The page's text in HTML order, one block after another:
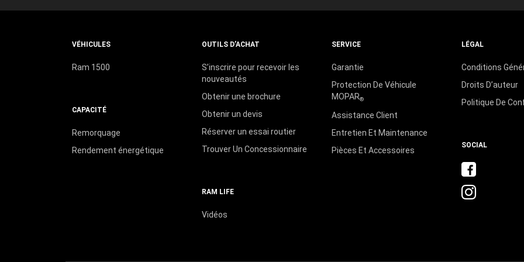
VÉHICULES
Ram 1500
CAPACITÉ
Remorquage
Rendement énergétique
OUTILS D’ACHAT
S’inscrire pour recevoir les
nouveautés
Obtenir une brochure
Obtenir un devis
Réserver un essai routier
Trouver Un Concessionnaire
RAM LIFE
Vidéos
SERVICE
Garantie
Protection De Véhicule
MOPAR®
Assistance Client
Entretien Et Maintenance
Pièces Et Accessoires
LÉGAL
Conditions
Droits D’auteur
Politique De
SOCIAL